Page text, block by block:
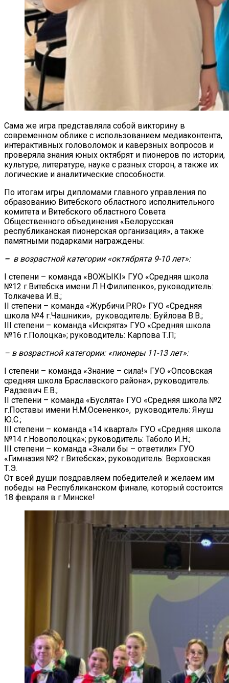
Сама же игра представляла собой викторину в
современном облике с использованием медиаконтента,
интерактивных головоломок и каверзных вопросов и
проверяла знания юных октябрят и пионеров по истории,
культуре, литературе, науке с разных сторон, а также их
логические и аналитические способности.
По итогам игры дипломами главного управления по
образованию Витебского областного исполнительного
комитета и Витебского областного Совета
Общественного объединения «Белорусская
республиканская пионерская организация», а также
памятными подарками награждены:
– в возрастной категории «октябрята 9-10 лет»:
I степени – команда «ВОЖЫКI» ГУО «Средняя школа
№12 г.Витебска имени Л.Н.Филипенко», руководитель:
Толкачева И.В.;
II степени – команда «Журбичи.PRO» ГУО «Средняя
школа №4 г.Чашники», руководитель: Буйлова В.В.;
III степени – команда «Искрята» ГУО «Средняя школа
№16 г.Полоцка»; руководитель: Карпова Т.П;
– в возрастной категории: «пионеры 11-13 лет»:
I степени – команда «Знание – сила!» ГУО «Опсовская
средняя школа Браславского района», руководитель:
Радзевич Е.В.;
II степени – команда «Буслята» ГУО «Средняя школа №2
г.Поставы имени Н.М.Осененко», руководитель: Януш
Ю.С.;
III степени – команда «14 квартал» ГУО «Средняя школа
№14 г.Новополоцка»; руководитель: Таболо И.Н.;
III степени – команда «Знали бы – ответили» ГУО
«Гимназия №2 г.Витебска»; руководитель: Верховская
Т.Э.
От всей души поздравляем победителей и желаем им
победы на Республиканском финале, который состоится
18 февраля в г.Минске!